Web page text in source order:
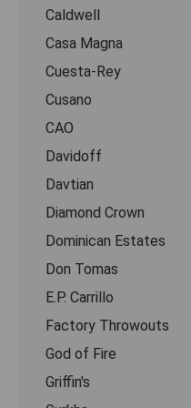
Caldwell
Casa Magna
Cuesta-Rey
Cusano
CАО
Davidoff
Davtian
Diamond Crown
Dominican Estates
Don Tomas
E.P. Carrillo
Factory Throwouts
God of Fire
Griffin's